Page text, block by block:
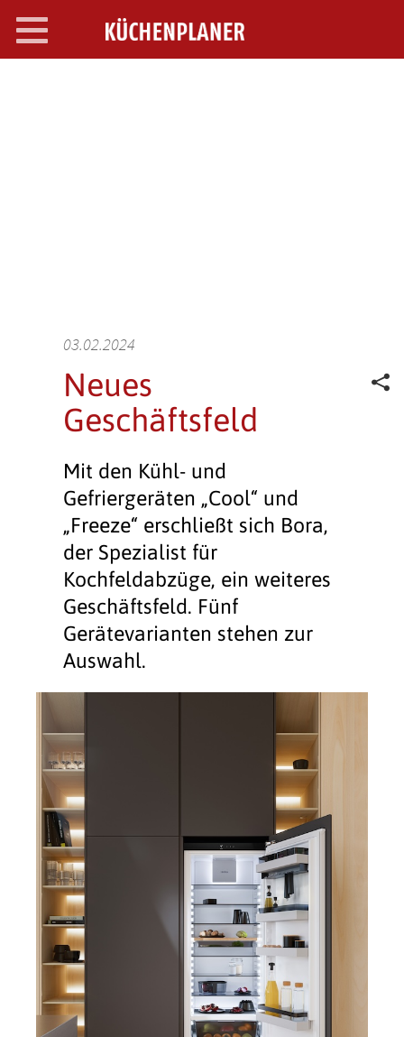
Toggle
navigation
03.02.2024
Neues
Geschäftsfeld
Mit den Kühl- und
Gefriergeräten „Cool“ und
„Freeze“ erschließt sich Bora,
der Spezialist für
Kochfeldabzüge, ein weiteres
Geschäftsfeld. Fünf
Gerätevarianten stehen zur
Auswahl.